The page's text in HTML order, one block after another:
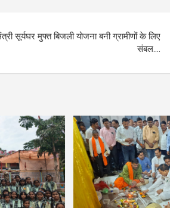
सूर्यघर मुफ्त बिजली योजना बनी ग्रामीणों के लिए
संबल….